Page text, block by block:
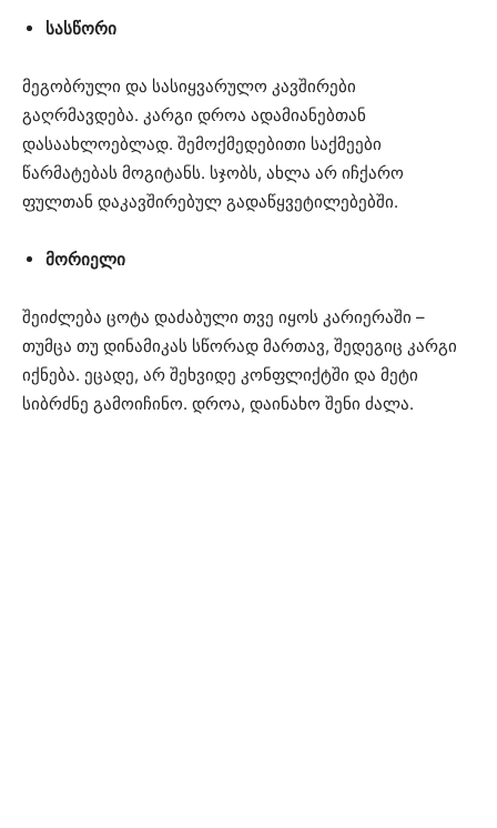
სასწორი
მეგობრული და სასიყვარულო კავშირები
გაღრმავდება. კარგი დროა ადამიანებთან
დასაახლოებლად. შემოქმედებითი საქმეები
წარმატებას მოგიტანს. სჯობს, ახლა არ იჩქარო
ფულთან დაკავშირებულ გადაწყვეტილებებში.
მორიელი
შეიძლება ცოტა დაძაბული თვე იყოს კარიერაში –
თუმცა თუ დინამიკას სწორად მართავ, შედეგიც კარგი
იქნება. ეცადე, არ შეხვიდე კონფლიქტში და მეტი
სიბრძნე გამოიჩინო. დროა, დაინახო შენი ძალა.